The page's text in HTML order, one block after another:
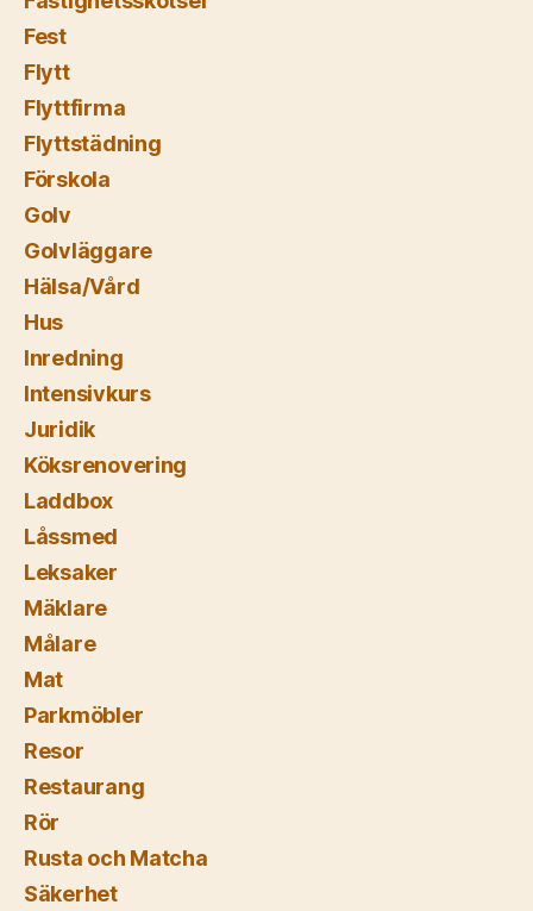
Fest
Flytt
Flyttfirma
Flyttstädning
Förskola
Golv
Golvläggare
Hälsa/Vård
Hus
Inredning
Intensivkurs
Juridik
Köksrenovering
Laddbox
Låssmed
Leksaker
Mäklare
Målare
Mat
Parkmöbler
Resor
Restaurang
Rör
Rusta och Matcha
Säkerhet